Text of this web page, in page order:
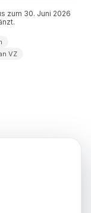
zum 30. Juni 2026
VZ